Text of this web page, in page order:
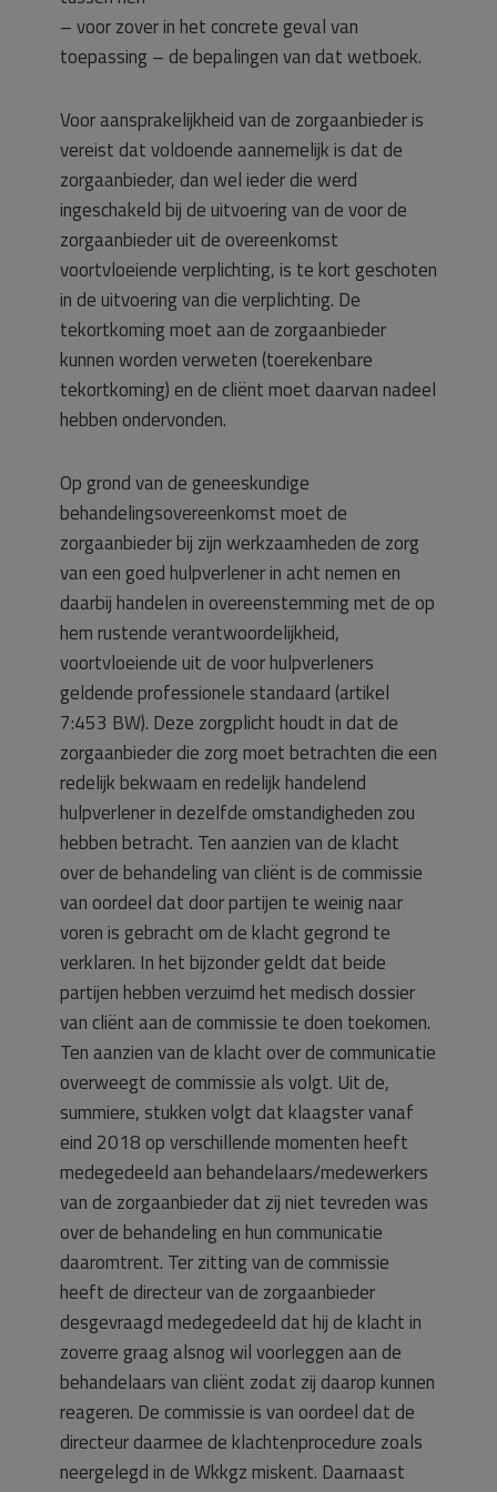
– voor zover in het concrete geval van
toepassing – de bepalingen van dat wetboek.
Voor aansprakelijkheid van de zorgaanbieder is
vereist dat voldoende aannemelijk is dat de
zorgaanbieder, dan wel ieder die werd
ingeschakeld bij de uitvoering van de voor de
zorgaanbieder uit de overeenkomst
voortvloeiende verplichting, is te kort geschoten
in de uitvoering van die verplichting. De
tekortkoming moet aan de zorgaanbieder
kunnen worden verweten (toerekenbare
tekortkoming) en de cliënt moet daarvan nadeel
hebben ondervonden.
Op grond van de geneeskundige
behandelingsovereenkomst moet de
zorgaanbieder bij zijn werkzaamheden de zorg
van een goed hulpverlener in acht nemen en
daarbij handelen in overeenstemming met de op
hem rustende verantwoordelijkheid,
voortvloeiende uit de voor hulpverleners
geldende professionele standaard (artikel
7:453 BW). Deze zorgplicht houdt in dat de
zorgaanbieder die zorg moet betrachten die een
redelijk bekwaam en redelijk handelend
hulpverlener in dezelfde omstandigheden zou
hebben betracht. Ten aanzien van de klacht
over de behandeling van cliënt is de commissie
van oordeel dat door partijen te weinig naar
voren is gebracht om de klacht gegrond te
verklaren. In het bijzonder geldt dat beide
partijen hebben verzuimd het medisch dossier
van cliënt aan de commissie te doen toekomen.
Ten aanzien van de klacht over de communicatie
overweegt de commissie als volgt. Uit de,
summiere, stukken volgt dat klaagster vanaf
eind 2018 op verschillende momenten heeft
medegedeeld aan behandelaars/medewerkers
van de zorgaanbieder dat zij niet tevreden was
over de behandeling en hun communicatie
daaromtrent. Ter zitting van de commissie
heeft de directeur van de zorgaanbieder
desgevraagd medegedeeld dat hij de klacht in
zoverre graag alsnog wil voorleggen aan de
behandelaars van cliënt zodat zij daarop kunnen
reageren. De commissie is van oordeel dat de
directeur daarmee de klachtenprocedure zoals
neergelegd in de Wkkgz miskent. Daarnaast